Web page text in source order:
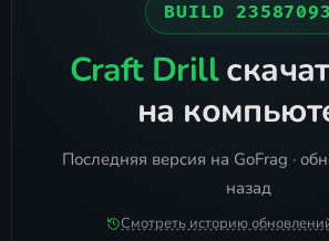
BUILD 23587093
Craft Drill
на
Последняя версия на GoFrag ·
назад
Смотреть историю